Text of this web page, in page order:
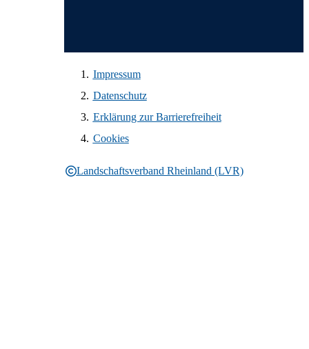
Landschaftsverband Rheinland (LVR)
Impressum
Datenschutz
Erklärung zur Barrierefreiheit
Cookies